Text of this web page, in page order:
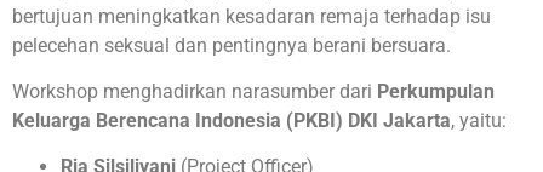
bertujuan meningkatkan kesadaran remaja terhadap isu
pelecehan seksual dan pentingnya berani bersuara.
Workshop menghadirkan narasumber dari Perkumpulan
Keluarga Berencana Indonesia (PKBI) DKI Jakarta, yaitu:
Ria Silsiliyani (Project Officer)